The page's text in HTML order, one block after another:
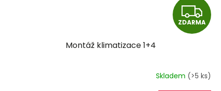
Z
D
R
ZDARMA
Montáž klimatizace 1+4
Skladem (>5 ks)